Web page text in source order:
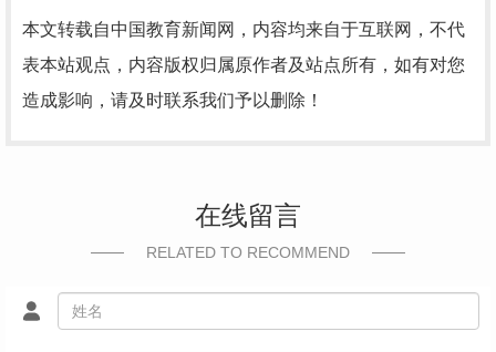
本文转载自中国教育新闻网，内容均来自于互联网，不代
表本站观点，内容版权归属原作者及站点所有，如有对您
造成影响，请及时联系我们予以删除！
在线留言
RELATED TO RECOMMEND